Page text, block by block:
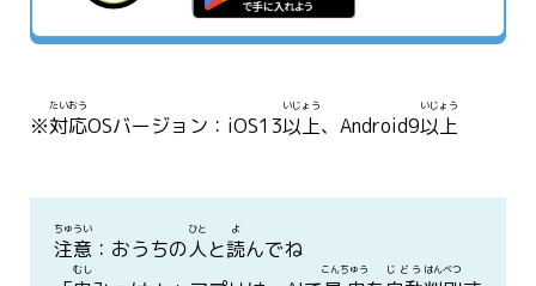
※対応
たいおう
OSバージョン：iOS13以上
いじょう
、Android9以上
いじょう
注意
ちゅうい
：おうちの人
ひと
と読
よ
んでね
むし こんちゅう じどう はんべつ